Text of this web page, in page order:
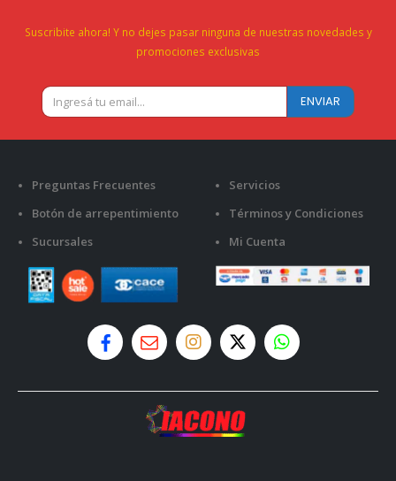
Suscribite ahora! Y no dejes pasar ninguna de nuestras novedades y
promociones exclusivas
Preguntas Frecuentes
Botón de arrepentimiento
Sucursales
Servicios
Términos y Condiciones
Mi Cuenta